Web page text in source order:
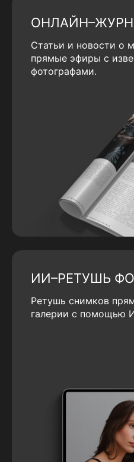
Статьи и новости о
прямые эфиры с
фотографами.
ИИ–РЕТУШЬ
Ретушь снимков
галерии с помощью